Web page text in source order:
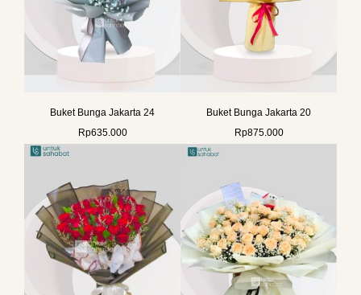
Buket Bunga Jakarta 24
Rp635.000
Buket Bunga Jakarta 20
Rp875.000